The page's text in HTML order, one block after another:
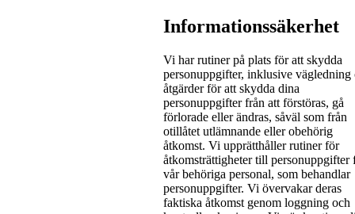
Informationssäkerhet
Vi har rutiner på plats för att skydda
personuppgifter, inklusive vägledning
åtgärder för att skydda dina
personuppgifter från att förstöras, gå
förlorade eller ändras, såväl som från
otillåtet utlämnande eller obehörig
åtkomst. Vi upprätthåller rutiner för
åtkomsträttigheter till personuppgifter
vår behöriga personal, som behandlar
personuppgifter. Vi övervakar deras
faktiska åtkomst genom loggning och